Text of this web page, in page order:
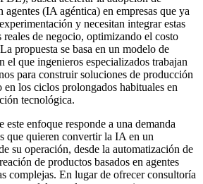
agentes (IA agéntica) en empresas que ya
y necesitan integrar estas
reales de negocio, optimizando el costo
propuesta se basa en un modelo de
el que ingenieros especializados trabajan
para construir soluciones de producción
en los ciclos prolongados habituales en
tecnológica.
enfoque responde a una demanda
que quieren convertir la IA en un
su operación, desde la automatización de
de productos basados en agentes
complejas. En lugar de ofrecer consultoría